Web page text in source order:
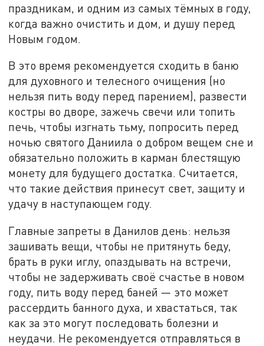
праздникам, и одним из самых тёмных в году,
когда важно очистить и дом, и душу перед
Новым годом.
В это время рекомендуется сходить в баню
для духовного и телесного очищения (но
нельзя пить воду перед парением), развести
костры во дворе, зажечь свечи или топить
печь, чтобы изгнать тьму, попросить перед
ночью святого Даниила о добром вещем сне и
обязательно положить в карман блестящую
монету для будущего достатка. Считается,
что такие действия принесут свет, защиту и
удачу в наступающем году.
Главные запреты в Данилов день: нельзя
зашивать вещи, чтобы не притянуть беду,
брать в руки иглу, опаздывать на встречи,
чтобы не задерживать своё счастье в новом
году, пить воду перед баней — это может
рассердить банного духа, и хвастаться, так
как за это могут последовать болезни и
неудачи. Не рекомендуется отправляться в